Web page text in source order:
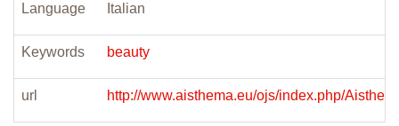
Language Italian
Keywords beauty
url http://www.aisthema.eu/ojs/index.php/